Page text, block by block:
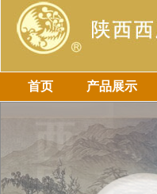
首页 产品展示